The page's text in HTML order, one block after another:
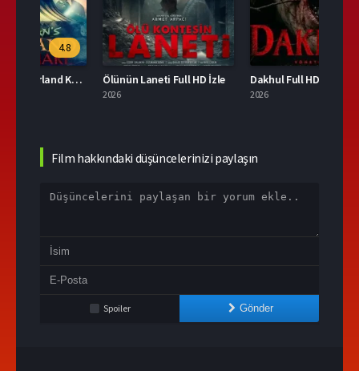
Ölünün Laneti Full HD İzle Dakhul Full HD İzle
Film hakkındaki düşüncelerinizi paylaşın
Spoiler Gönder